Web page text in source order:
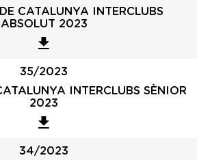
CATALUNYA INTERCLUBS
ABSOLUT 2023
35/2023
INTERCLUBS SÈNIOR
2023
34/2023